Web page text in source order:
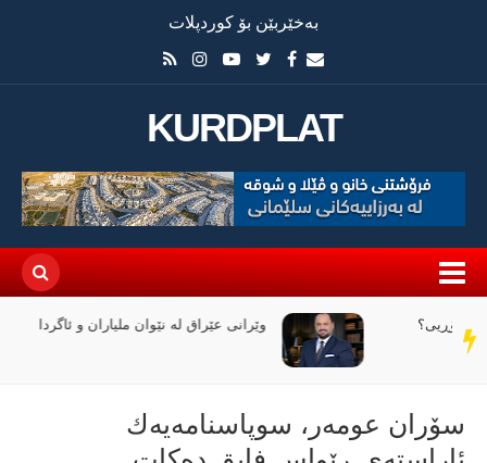
بەخێربێن بۆ کوردپلات
KURDPLAT
سەر
دێڕ
وێرانی عێراق لە نێوان ملیاران و ئاگردا
سۆران عومەر، سوپاسنامەیەك